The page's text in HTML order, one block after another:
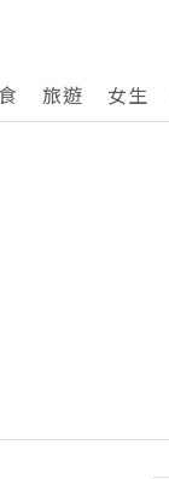
旅遊 女生